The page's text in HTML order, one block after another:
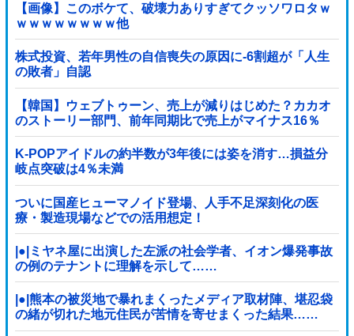
【画像】このボケて、破壊力ありすぎてクッソワロタｗ
ｗｗｗｗｗｗｗｗ他
株式投資、若年男性の自信喪失の原因に-6割超が「人生
の敗者」自認
【韓国】ウェブトゥーン、売上が減りはじめた？カカオ
のストーリー部門、前年同期比で売上がマイナス16％
K-POPアイドルの約半数が3年後には姿を消す…損益分
岐点突破は4％未満
ついに国産ヒューマノイド登場、人手不足深刻化の医
療・製造現場などでの活用想定！
|●|ミヤネ屋に出演した左派の社会学者、イオン爆発事故
の例のテナントに理解を示して……
|●|熊本の被災地で暴れまくったメディア取材陣、堪忍袋
の緒が切れた地元住民が苦情を寄せまくった結果……